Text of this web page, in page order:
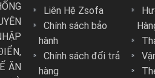
ĂN
Liên Hệ Zsofa
Chính sách bảo
hành
Chính sách đổi trả
hàng